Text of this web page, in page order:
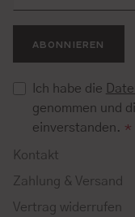
ABONNIEREN
Ich habe die
genommen und
einverstanden. *
Kontakt
Zahlung & Versand
Vertrag widerrufen